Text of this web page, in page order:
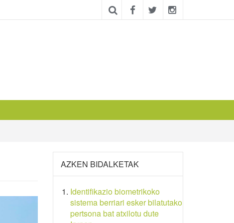
AZKEN BIDALKETAK
Identifikazio biometrikoko
sistema berriari esker bilatutako
pertsona bat atxilotu dute